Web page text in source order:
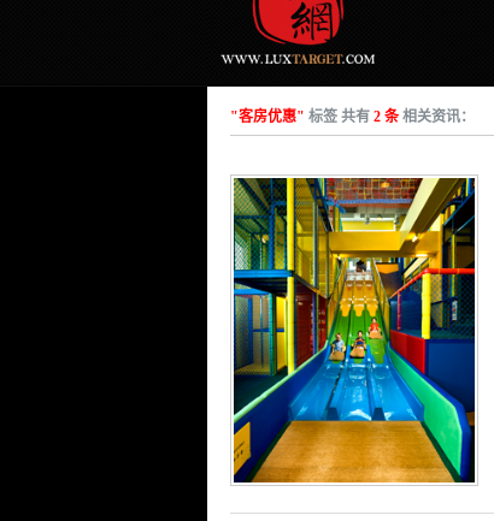
"客房优惠" 标签 共有 2 条相关资讯：